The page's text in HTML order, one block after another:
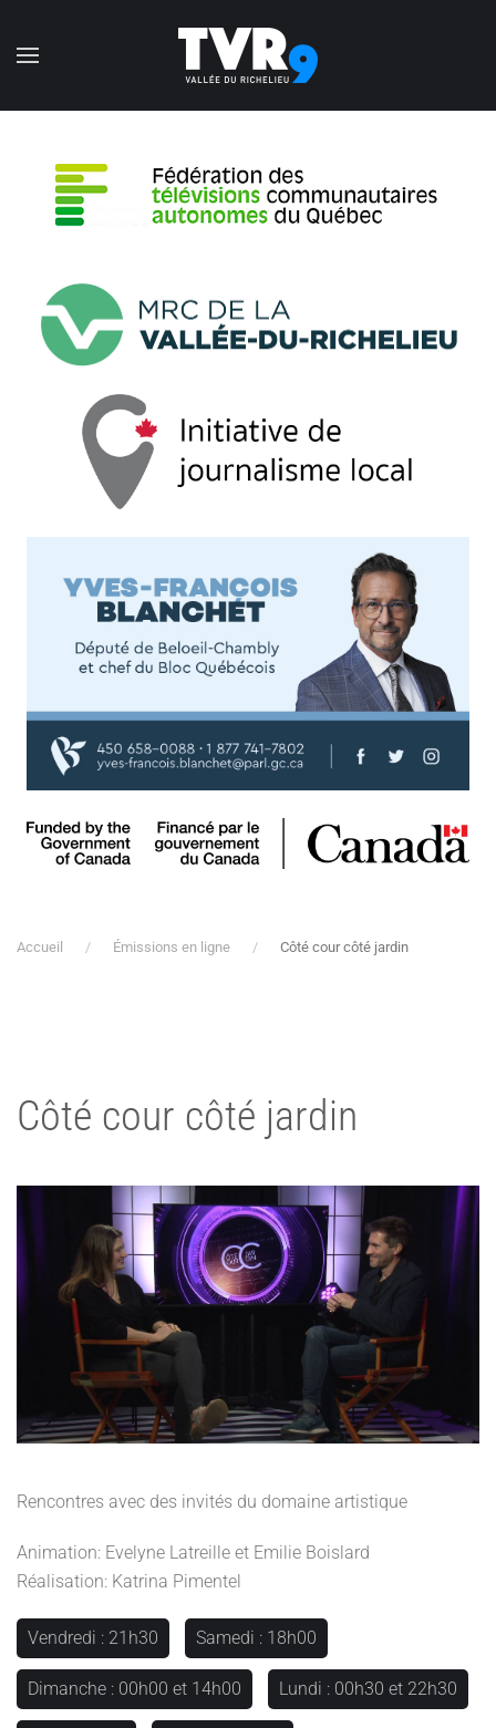
Accéder au contenu principal
Accueil Émissions en ligne Côté cour côté jardin
Côté cour côté jardin
Rencontres avec des invités du domaine artistique
Animation: Evelyne Latreille et Emilie Boislard
Réalisation: Katrina Pimentel
Vendredi : 21h30 Samedi : 18h00
Dimanche : 00h00 et 14h00 Lundi : 00h30 et 22h30